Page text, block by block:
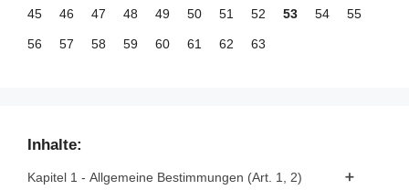
45 46 47 48 49 50 51 52 53 54 55
56 57 58 59 60 61 62 63
Inhalte:
Kapitel 1 - Allgemeine Bestimmungen (Art. 1, 2)